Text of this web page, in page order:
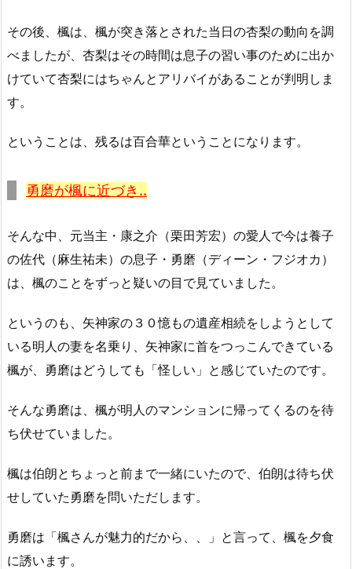
その後、楓は、楓が突き落とされた当日の杏梨の動向を調
べましたが、杏梨はその時間は息子の習い事のために出か
けていて杏梨にはちゃんとアリバイがあることが判明しま
す。
ということは、残るは百合華ということになります。
勇磨が楓に近づき..
そんな中、元当主・康之介（栗田芳宏）の愛人で今は養子
の佐代（麻生祐未）の息子・勇磨（ディーン・フジオカ）
は、楓のことをずっと疑いの目で見ていました。
というのも、矢神家の３０憶もの遺産相続をしようとして
いる明人の妻を名乗り、矢神家に首をつっこんできている
楓が、勇磨はどうしても「怪しい」と感じていたのです。
そんな勇磨は、楓が明人のマンションに帰ってくるのを待
ち伏せていました。
楓は伯朗とちょっと前まで一緒にいたので、伯朗は待ち伏
せしていた勇磨を問いただします。
勇磨は「楓さんが魅力的だから、、」と言って、楓を夕食
に誘います。